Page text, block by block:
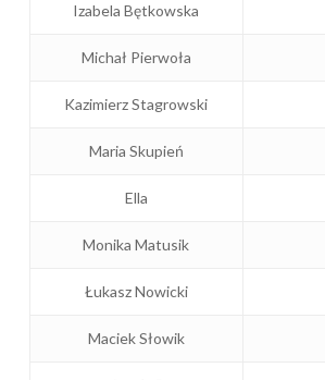
Izabela Bętkowska
Michał Pierwoła
Kazimierz Stagrowski
Maria Skupień
Ella
Monika Matusik
Łukasz Nowicki
Maciek Słowik